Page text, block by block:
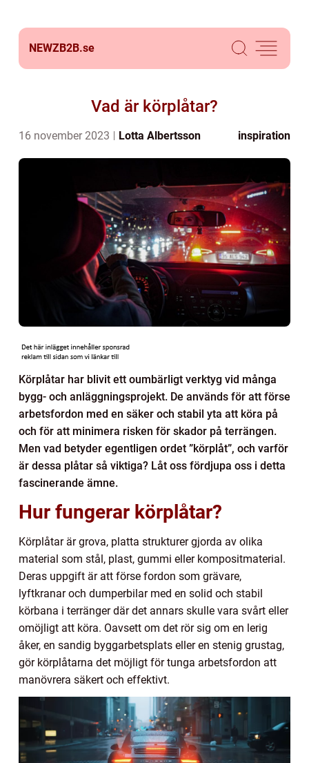
NEWZB2B.se
Vad är körplåtar?
16 november 2023 Lotta Albertsson inspiration
Körplåtar har blivit ett oumbärligt verktyg vid många
bygg- och anläggningsprojekt. De används för att förse
arbetsfordon med en säker och stabil yta att köra på
och för att minimera risken för skador på terrängen.
Men vad betyder egentligen ordet ”körplåt”, och varför
är dessa plåtar så viktiga? Låt oss fördjupa oss i detta
fascinerande ämne.
Hur fungerar körplåtar?
Körplåtar är grova, platta strukturer gjorda av olika
material som stål, plast, gummi eller kompositmaterial.
Deras uppgift är att förse fordon som grävare,
lyftkranar och dumperbilar med en solid och stabil
körbana i terränger där det annars skulle vara svårt eller
omöjligt att köra. Oavsett om det rör sig om en lerig
åker, en sandig byggarbetsplats eller en stenig grustag,
gör körplåtarna det möjligt för tunga arbetsfordon att
manövrera säkert och effektivt.